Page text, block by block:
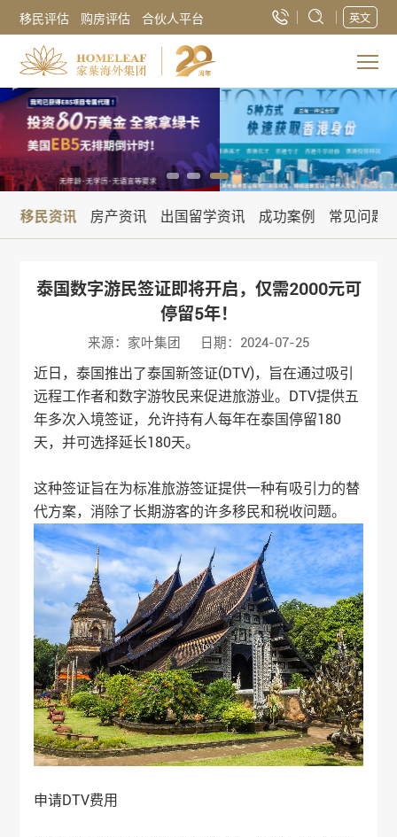
移民评估 购房评估 合伙人平台 英文
移民资讯 房产资讯 出国留学资讯 成功案例 常见问题
泰国数字游民签证即将开启，仅需2000元可
停留5年！
来源：家叶集团 日期：2024-07-25
近日，泰国推出了泰国新签证(DTV)，旨在通过吸引
远程工作者和数字游牧民来促进旅游业。DTV提供五
年多次入境签证，允许持有人每年在泰国停留180
天，并可选择延长180天。
这种签证旨在为标准旅游签证提供一种有吸引力的替
代方案，消除了长期游客的许多移民和税收问题。
申请DTV费用